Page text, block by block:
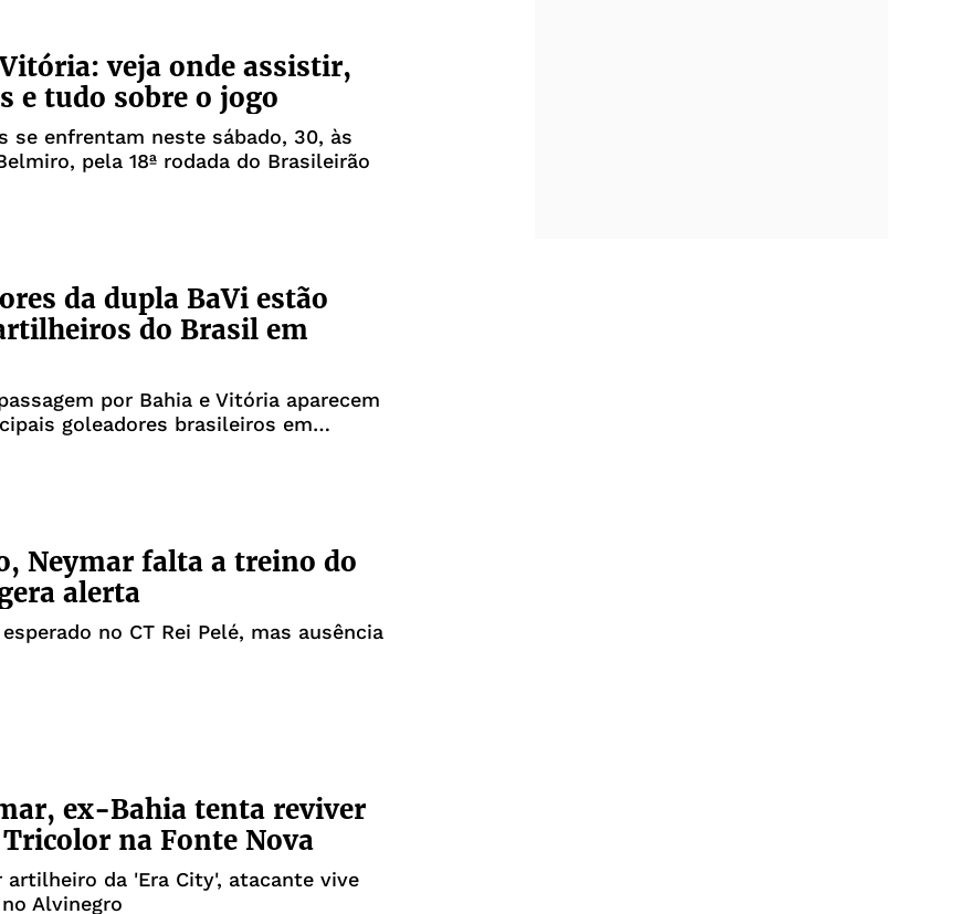
veja onde assistir,
e tudo sobre o jogo
se enfrentam neste sábado, 30, às
pela 18ª rodada do Brasileirão
da dupla BaVi estão
do Brasil em
por Bahia e Vitória aparecem
goleadores brasileiros em
Neymar falta a treino do
alerta
no CT Rei Pelé, mas ausência
ex-Bahia tenta reviver
na Fonte Nova
artilheiro da 'Era City', atacante vive
Alvinegro